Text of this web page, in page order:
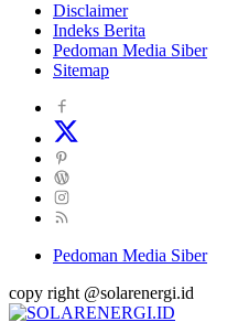
Disclaimer
Indeks Berita
Pedoman Media Siber
Sitemap
Pedoman Media Siber
copy right @solarenergi.id